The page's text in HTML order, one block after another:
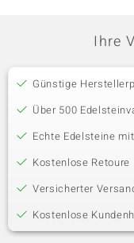
Ihre
Günstige
Über 500
Echte Edelsteine
Kostenlose Retoure
Versicherter
Kostenlose